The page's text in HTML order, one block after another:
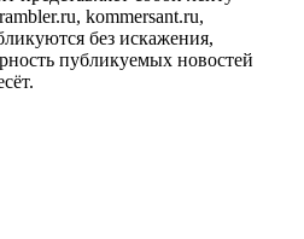
kommersant.ru,
без искажения,
публикуемых новостей